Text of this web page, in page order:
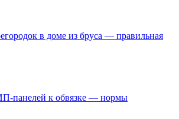
в доме из бруса — правильная
панелей к обвязке — нормы